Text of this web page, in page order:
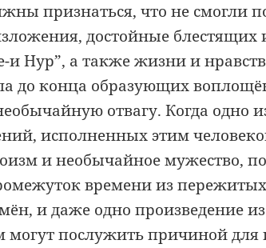
признаться, что не смогли
достойные блестящих
и Нур”, а также жизни и
до конца образующих
отвагу. Когда одно
исполненных этим
и необычайное мужество,
времени из
и даже одно произведение из
послужить причиной для